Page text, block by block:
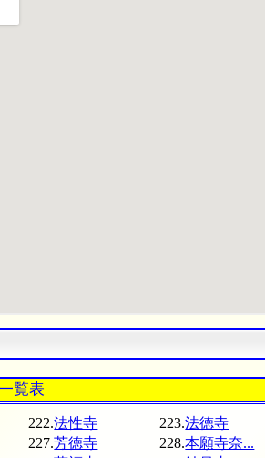
覧表
222.法性寺 223.法徳寺
227.芳徳寺 228.本願寺奈...